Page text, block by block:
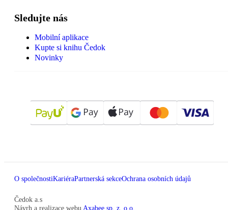
Sledujte nás
Mobilní aplikace
Kupte si knihu Čedok
Novinky
O společnostiKariéraPartnerská sekceOchrana osobních údajů
Čedok a.s
Návrh a realizace webu Axabee sp. z. o.o.